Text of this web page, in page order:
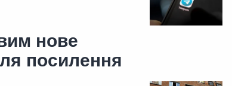
нове
посилення